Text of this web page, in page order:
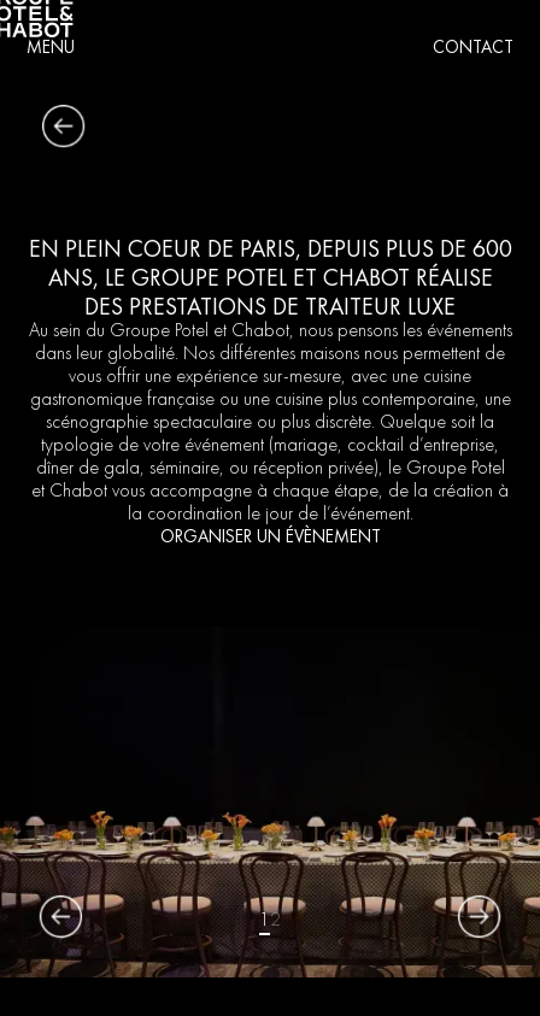
MENU CONTACT
EN PLEIN COEUR DE PARIS, DEPUIS PLUS DE 600
ANS, LE GROUPE POTEL ET CHABOT RÉALISE
DES PRESTATIONS DE TRAITEUR LUXE
Au sein du Groupe Potel et Chabot, nous pensons les événements
dans leur globalité. Nos différentes maisons nous permettent de
vous offrir une expérience sur-mesure, avec une cuisine
gastronomique française ou une cuisine plus contemporaine, une
scénographie spectaculaire ou plus discrète. Quelque soit la
typologie de votre événement (mariage, cocktail d’entreprise,
dîner de gala, séminaire, ou réception privée), le Groupe Potel
et Chabot vous accompagne à chaque étape, de la création à
la coordination le jour de l’événement.
ORGANISER UN ÉVÈNEMENT
12